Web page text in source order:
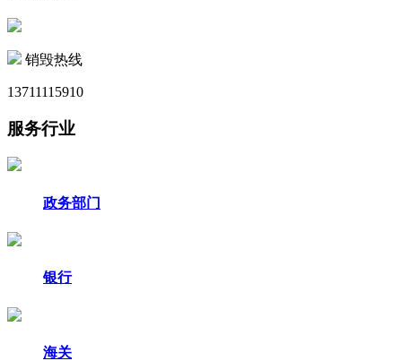
销毁热线
13711115910
服务行业
政务部门
银行
海关